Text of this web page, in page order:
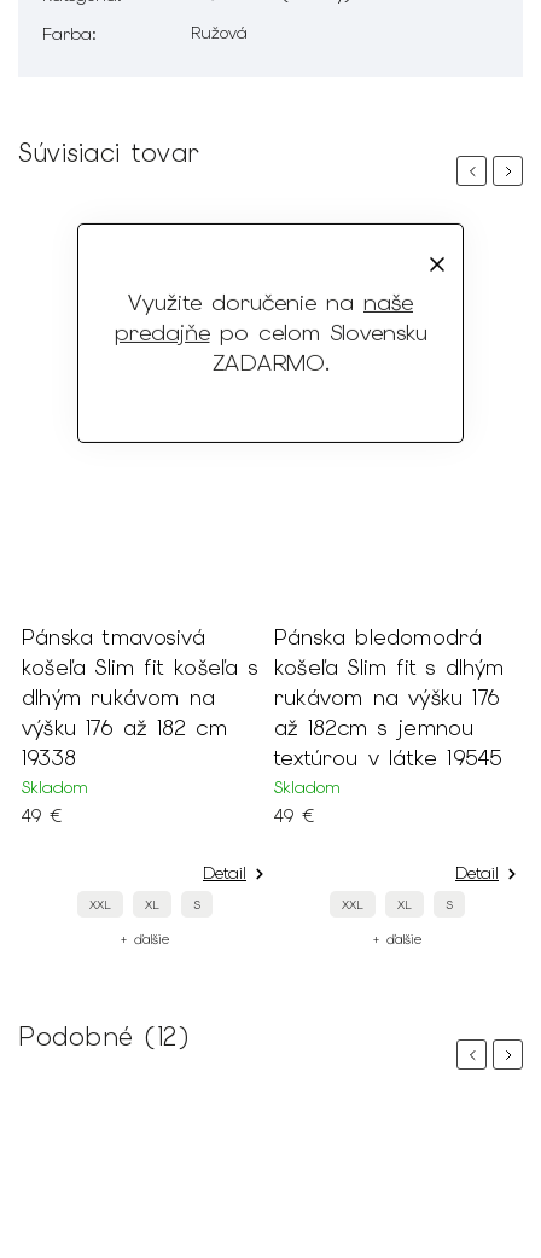
Využite doručenie na naše
predajňepo celom Slovensku
ZADARMO.
Farba: Ružová
Súvisiaci tovar
Previous
Pánska tmavosivá
košeľa Slim fit košeľa s
dlhým rukávom na
výšku 176 až 182 cm
19338
Skladom
49 €
Detail
XXL XL S
+ ďalšie
Pánska bledomodrá
košeľa Slim fit s dlhým
rukávom na výšku 176
až 182cm s jemnou
textúrou v látke 19545
Skladom
49 €
Detail
XXL XL S
+ ďalšie
Next
Podobné (12)
PreviousNext